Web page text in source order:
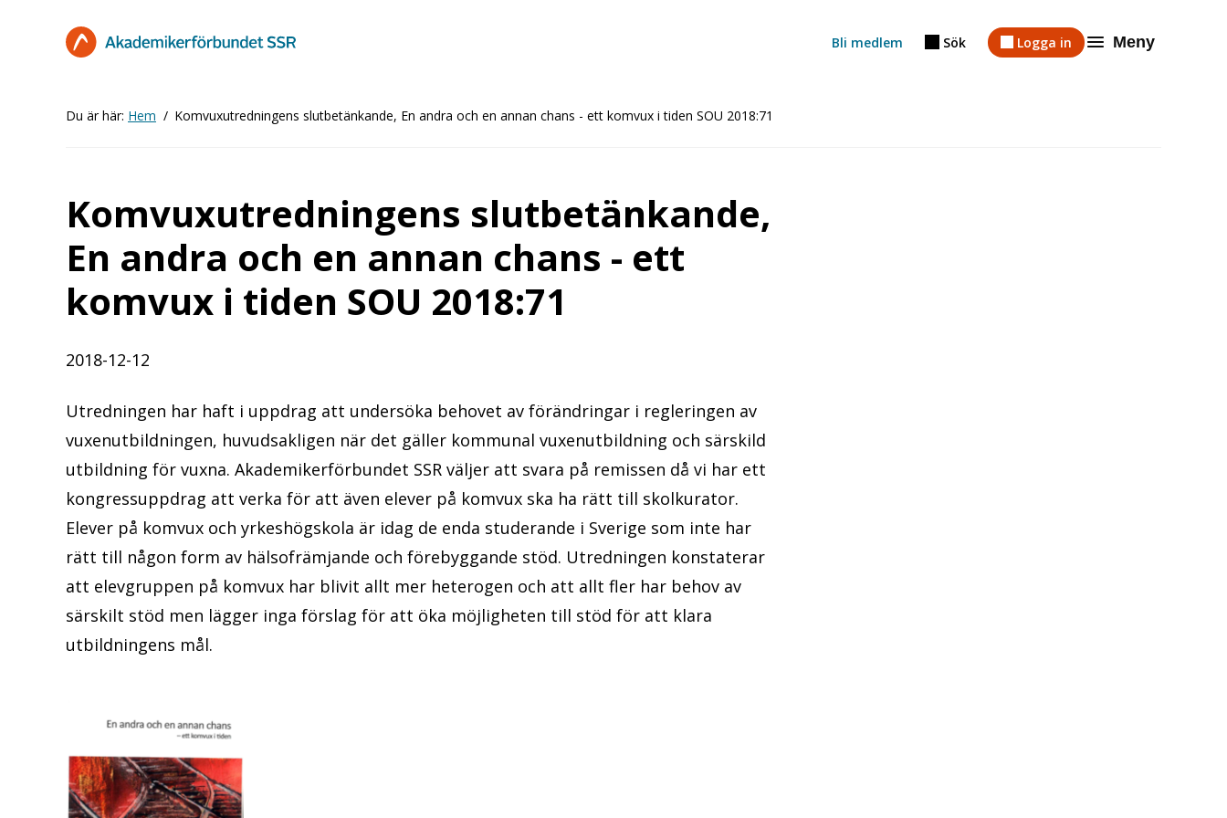
Bli medlem Sök Logga in Meny
Du är här: Hem Komvuxutredningens slutbetänkande, En andra och en annan chans - ett komvux i tiden SOU 2018:71
Komvuxutredningens slutbetänkande,
En andra och en annan chans - ett
komvux i tiden SOU 2018:71
2018-12-12
Utredningen har haft i uppdrag att undersöka behovet av förändringar i regleringen av
vuxenutbildningen, huvudsakligen när det gäller kommunal vuxenutbildning och särskild
utbildning för vuxna. Akademikerförbundet SSR väljer att svara på remissen då vi har ett
kongressuppdrag att verka för att även elever på komvux ska ha rätt till skolkurator.
Elever på komvux och yrkeshögskola är idag de enda studerande i Sverige som inte har
rätt till någon form av hälsofrämjande och förebyggande stöd. Utredningen konstaterar
att elevgruppen på komvux har blivit allt mer heterogen och att allt fler har behov av
särskilt stöd men lägger inga förslag för att öka möjligheten till stöd för att klara
utbildningens mål.